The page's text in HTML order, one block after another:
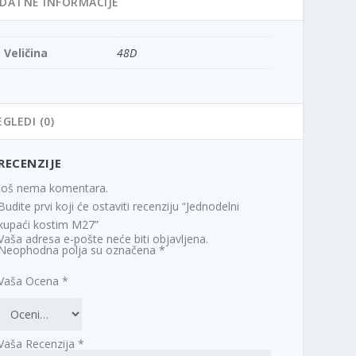
Veličina 48D
(0)
Još nema komentara.
Budite prvi koji će ostaviti recenziju “Jednodelni
kostim M27”
adresa e-pošte neće biti objavljena.
Neophodna polja su označena*
Ocena*
Recenzija*